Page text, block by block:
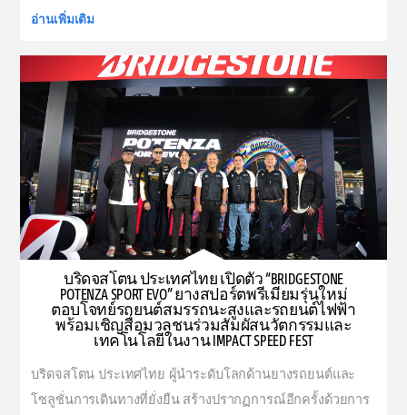
อ่านเพิ่มเติม
บริดจสโตน ประเทศไทย เปิดตัว “BRIDGESTONE
POTENZA SPORT EVO” ยางสปอร์ตพรีเมียมรุ่นใหม่
ตอบโจทย์รถยนต์สมรรถนะสูงและรถยนต์ไฟฟ้า
พร้อมเชิญสื่อมวลชนร่วมสัมผัสนวัตกรรมและ
เทคโนโลยีในงาน IMPACT SPEED FEST
บริดจสโตน ประเทศไทย ผู้นำระดับโลกด้านยางรถยนต์และ
โซลูชั่นการเดินทางที่ยั่งยืน สร้างปรากฏการณ์อีกครั้งด้วยการ